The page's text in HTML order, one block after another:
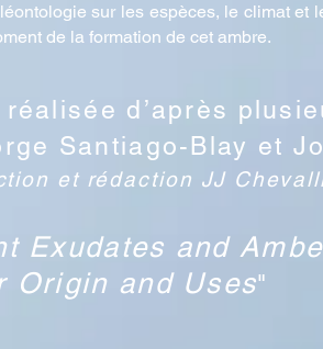
réalisée d’après
Santiago-Blay et
et rédaction JJ
Exudates and
Origin and Uses"
sur les espèces, le climat et
de la formation de cet ambre.